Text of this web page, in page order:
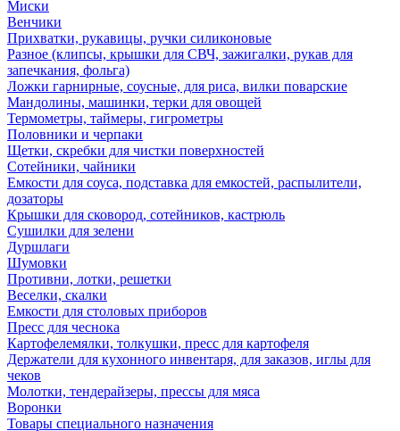
Миски
Венчики
Прихватки, рукавицы, ручки силиконовые
Разное (клипсы, крышки для СВЧ, зажигалки, рукав для
запечкания, фольга)
Ложки гарнирные, соусные, для риса, вилки поварские
Мандолины, машинки, терки для овощей
Термометры, таймеры, гигрометры
Половники и черпаки
Щетки, скребки для чистки поверхностей
Сотейники, чайники
Емкости для соуса, подставка для емкостей, распылители,
дозаторы
Крышки для сковород, сотейников, кастрюль
Сушилки для зелени
Дуршлаги
Шумовки
Противни, лотки, решетки
Веселки, скалки
Емкости для столовых приборов
Пресс для чеснока
Картофелемялки, толкушки, пресс для картофеля
Держатели для кухонного инвентаря, для заказов, иглы для
чеков
Молотки, тендерайзеры, прессы для мяса
Воронки
Товары специального назначения